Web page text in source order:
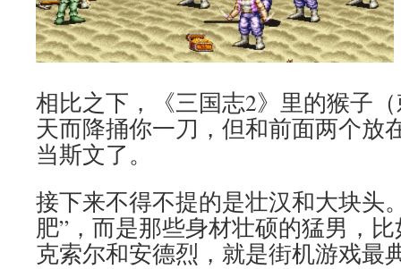
相比之下，《三国志2》里的猴子
天而降捅你一刀，但和前面两个放
当斯文了。
接下来不得不提的是壮汉和大块头
肥”，而是那些身材壮硕的猛男，
克索尔和安德烈，就是街机游戏最